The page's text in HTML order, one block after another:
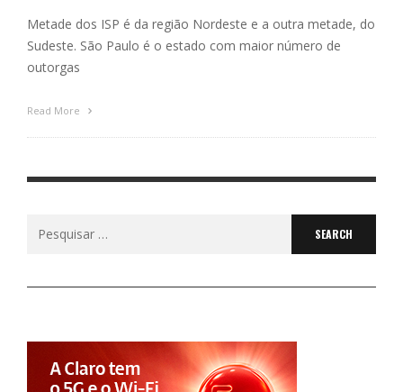
Metade dos ISP é da região Nordeste e a outra metade, do
Sudeste. São Paulo é o estado com maior número de
outorgas
Read More